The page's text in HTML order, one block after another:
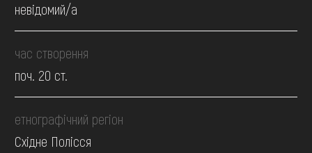
невідомий/а
час створення
поч. 20 ст.
етнографічний регіон
Східне Полісся